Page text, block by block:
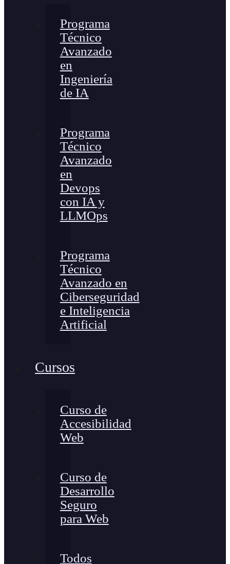
Programa
Técnico
Avanzado
en
Ingeniería
de IA
Programa
Técnico
Avanzado
en
Devops
con IA y
LLMOps
Programa
Técnico
Avanzado en
Ciberseguridad
e Inteligencia
Artificial
Cursos
Curso de
Accesibilidad
Web
Curso de
Desarrollo
Seguro
para Web
Todos